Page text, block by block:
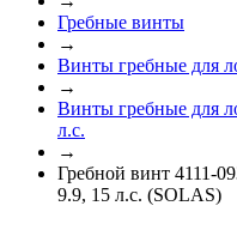
Гребные винты
→
Винты гребные для
→
Винты гребные для
л.с.
→
Гребной винт 4111-
9.9, 15 л.с. (SOLAS)